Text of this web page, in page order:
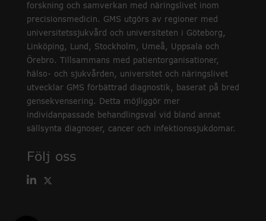
forskning och samverkan med näringslivet inom
precisionsmedicin. GMS utgörs av regioner med
universitetssjukvård och universiteten i Göteborg,
Linköping, Lund, Stockholm, Umeå, Uppsala och
Örebro. Tillsammans med patientorganisationer,
hälso- och sjukvården, universitet och näringslivet
utvecklar GMS förbättrad diagnostik, baserat på bred
gensekvensering. Detta möjliggör mer
individanpassade behandlingsval vid bland annat
sällsynta diagnoser, cancer och infektionssjukdomar.
Följ oss